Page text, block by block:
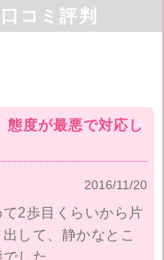
で買うと服の質が悪
日本生まれの高品質
す。
お金がない」若い女
ル服を扱っていたた
いです。
ですが、大人ファッ
きています。
コミ評判
態度が最悪で対応し
2016/11/20
2歩目くらいから片
して、静かなとこ